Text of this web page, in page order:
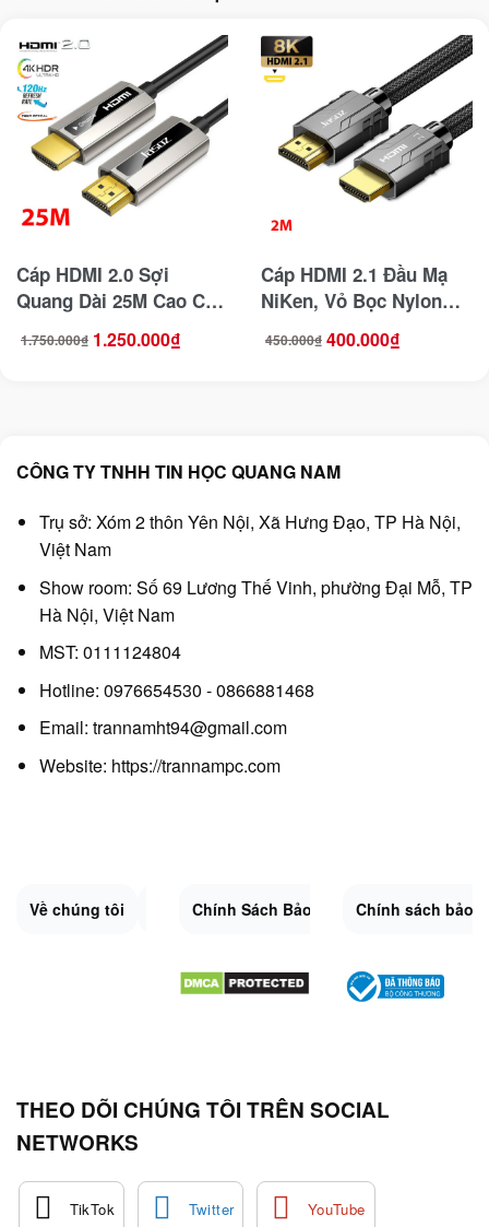
Cáp HDMI 2.0 Sợi
Quang Dài 25M Cao Cấp
Hỗ Trợ 4K/60Hz HDR
Jasoz T-A296
1.750.000₫
Giá
gốc 1.250.000₫
Giá
hiện
Cáp HDMI 2.1 Đầu Mạ
NiKen, Vỏ Bọc Nylon
Dài 2M Hỗ Trợ
8K@60Hz Jasoz T-A212
450.000₫
Giá
gốc 400.000₫
Giá
hiện
CÔNG TY TNHH TIN HỌC QUANG NAM
Trụ sở: Xóm 2 thôn Yên Nội, Xã Hưng Đạo, TP Hà Nội,
Việt Nam
Show room: Số 69 Lương Thế Vinh, phường Đại Mỗ, TP
Hà Nội, Việt Nam
MST: 0111124804
Hotline: 0976654530 - 0866881468
Email: trannamht94@gmail.com
Website: https://trannampc.com
Về chúng tôi Liên Hệ Quy Định Chung Sitemap.XML
Chính Sách Bảo Mật Đổi trả và hoàn
Chính sách bảo
THEO DÕI CHÚNG TÔI TRÊN SOCIAL
NETWORKS